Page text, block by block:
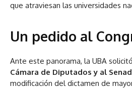
que atraviesan las universidades
Un pedido al
Ante este panorama, la UBA
Cámara de Diputados y al
modificación del dictamen de